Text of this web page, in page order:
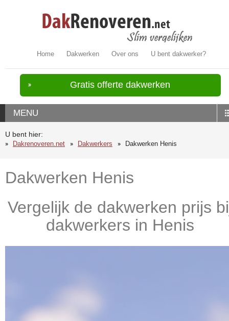
Home Dakwerken Over ons U bent dakwerker?
Gratis offerte dakwerken
MENU
U bent hier:
Dakrenoveren.net
Dakwerkers Dakwerken Henis
Dakwerken Henis
Vergelijk de dakwerken prijs
dakwerkers in Henis